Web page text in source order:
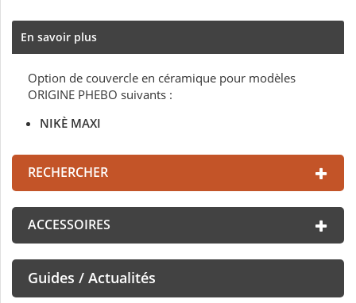
En savoir plus
Option de couvercle en céramique pour modèles
ORIGINE PHEBO suivants :
NIKÈ MAXI
RECHERCHER
ACCESSOIRES
Guides / Actualités